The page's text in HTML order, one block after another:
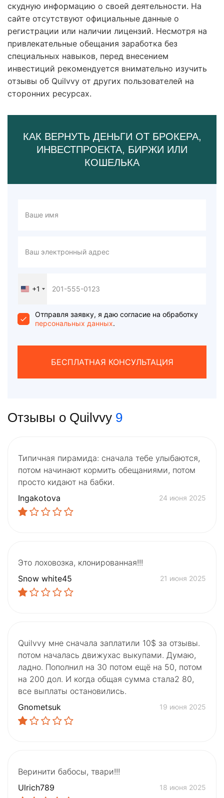
скудную информацию о своей деятельности. На
сайте отсутствуют официальные данные о
регистрации или наличии лицензий. Несмотря на
привлекательные обещания заработка без
специальных навыков, перед внесением
инвестиций рекомендуется внимательно изучить
отзывы об Quilvvy от других пользователей на
сторонних ресурсах.
КАК ВЕРНУТЬ ДЕНЬГИ ОТ БРОКЕРА,
ИНВЕСТПРОЕКТА, БИРЖИ ИЛИ
КОШЕЛЬКА
United
+1
+1
Отправля заявку, я даю согласие на обработку
персональных данных.
БЕСПЛАТНАЯ КОНСУЛЬТАЦИЯ
Отзывы о Quilvvy 9
Типичная пирамида: сначала тебе улыбаются,
потом начинают кормить обещаниями, потом
просто кидают на бабки.
Ingakotova
24 июня 2025
Это лоховозка, клонированная!!!
Snow white45
21 июня 2025
Quilvvy мне сначала заплатили 10$ за отзывы.
потом началась движухас выкупами. Думаю,
ладно. Пополнил на 30 потом ещё на 50, потом
на 200 дол. И когда общая сумма стала2 80,
все выплаты остановились.
Gnometsuk
19 июня 2025
Веринити бабосы, твари!!!
Ulrich789
18 июня 2025